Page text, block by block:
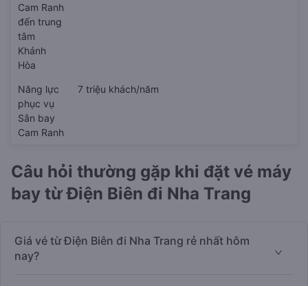
Cam Ranh
đến trung
tâm
Khánh
Hòa
Năng lực
phục vụ
Sân bay
Cam Ranh
7 triệu khách/năm
Câu hỏi thường gặp khi đặt vé máy
bay từ Điện Biên đi Nha Trang
Giá vé từ Điện Biên đi Nha Trang rẻ nhất hôm
nay?